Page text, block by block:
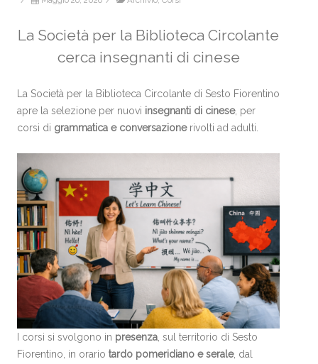
La Società per la Biblioteca Circolante
cerca insegnanti di cinese
La Società per la Biblioteca Circolante di Sesto Fiorentino
apre la selezione per nuovi insegnanti di cinese, per
corsi di grammatica e conversazionerivolti ad adulti.
I corsi si svolgono in presenza , sul territorio di Sesto
Fiorentino, in orario tardo pomeridiano e serale, dal